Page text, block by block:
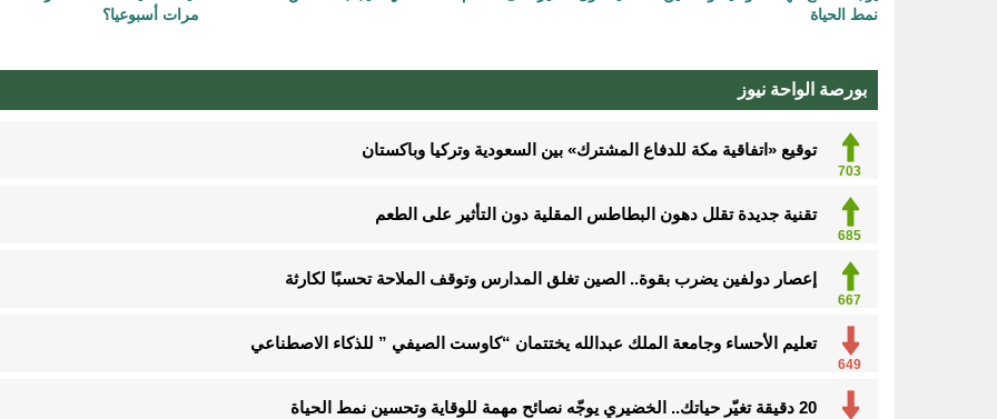
نمط الحياة
مرات أسبوعيا؟
بورصة الواحة نيوز
703
توقيع «اتفاقية مكة للدفاع المشترك» بين السعودية وتركيا وباكستان
685
تقنية جديدة تقلل دهون البطاطس المقلية دون التأثير على الطعم
667
إعصار دولفين يضرب بقوة.. الصين تغلق المدارس وتوقف الملاحة تحسبًا لكارثة
649
تعليم الأحساء وجامعة الملك عبدالله يختتمان “كاوست الصيفي ” للذكاء الاصطناعي
20 دقيقة تغيّر حياتك.. الخضيري يوجّه نصائح مهمة للوقاية وتحسين نمط الحياة